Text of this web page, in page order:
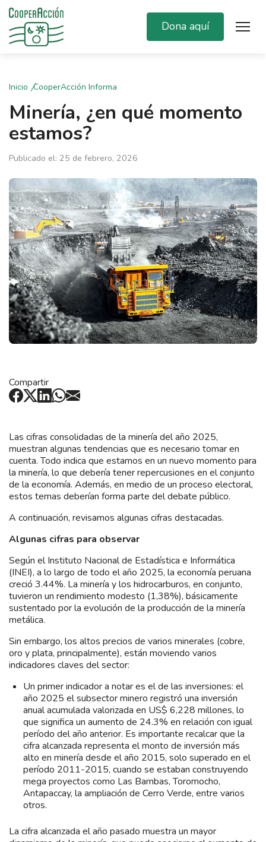
Dona aquí
Inicio CooperAcción Informa
Minería, ¿en qué momento
estamos?
Publicado el: 25 de febrero, 2026
Compartir
Las cifras consolidadas de la minería del año 2025,
muestran algunas tendencias que es necesario tomar en
cuenta. Todo indica que estamos en un nuevo momento para
la minería, lo que debería tener repercusiones en el conjunto
de la economía. Además, en medio de un proceso electoral,
estos temas deberían forma parte del debate público.
A continuación, revisamos algunas cifras destacadas.
Algunas cifras para observar
Según el Instituto Nacional de Estadística e Informática
(INEI), a lo largo de todo el año 2025, la economía peruana
creció 3.44%. La minería y los hidrocarburos, en conjunto,
tuvieron un rendimiento modesto (1,38%), básicamente
sustentado por la evolución de la producción de la minería
metálica.
Sin embargo, los altos precios de varios minerales (cobre,
oro y plata, principalmente), están moviendo varios
indicadores claves del sector:
Un primer indicador a notar es el de las inversiones: el
año 2025 el subsector minero registró una inversión
anual acumulada valorizada en US$ 6,228 millones, lo
que significa un aumento de 24.3% en relación con igual
período del año anterior. Es importante recalcar que la
cifra alcanzada representa el monto de inversión más
alto en minería desde el año 2015, solo superado en el
período 2011-2015, cuando se estaban construyendo
mega proyectos como Las Bambas, Toromocho,
Antapaccay, la ampliación de Cerro Verde, entre varios
otros.
La cifra alcanzada el año pasado muestra un mayor